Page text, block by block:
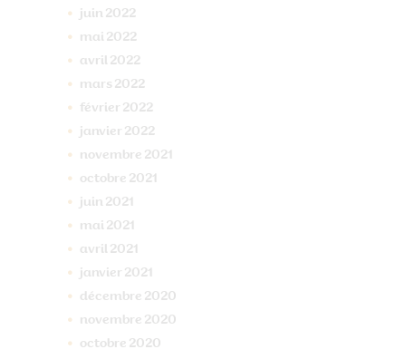
juin 2022
mai 2022
avril 2022
mars 2022
février 2022
janvier 2022
novembre 2021
octobre 2021
juin 2021
mai 2021
avril 2021
janvier 2021
décembre 2020
novembre 2020
octobre 2020